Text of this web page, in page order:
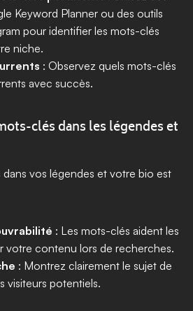
Keyword Planner ou des outils
pour identifier les mots-clés
niche.
: Observez quels mots-clés
avec succès.
clés dans les légendes et
vos légendes et votre bio est
: Les mots-clés aident les
votre contenu lors de recherches.
: Montrez clairement le sujet de
visiteurs potentiels.